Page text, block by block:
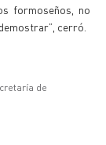
formoseños, no
cerró.
de